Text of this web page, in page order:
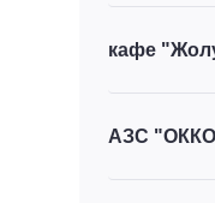
кафе
АЗС